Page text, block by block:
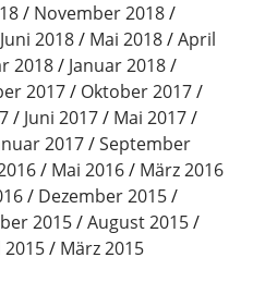
November 2018
Juni 2018 Mai 2018
April
2018
Januar 2018
2017
Oktober 2017
Juni 2017
Mai 2017
2017
September
Mai 2016
März 2016
Dezember 2015
2015
August 2015
März 2015